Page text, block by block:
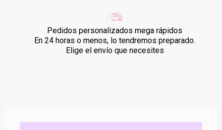
Pedidos personalizados mega rápidos
En 24 horas o menos, lo tendremos preparado.
Elige el envío que necesites